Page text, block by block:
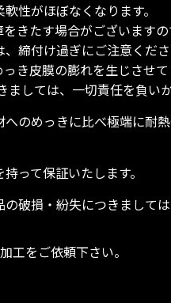
性がほぼなくなります。
きたす場合がございます
締付け過ぎにご注意くださ
き皮膜の膨れを生じさせ
しては、一切責任を負いか
のめっきに比べ極端に耐
って保証いたします。
破損・紛失につきまして
工をご依頼下さい。